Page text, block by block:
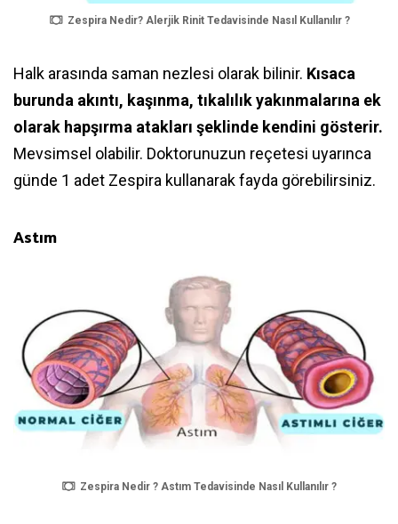
Zespira Nedir? Alerjik Rinit Tedavisinde Nasıl Kullanılır ?
Halk arasında saman nezlesi olarak bilinir. Kısaca
burunda akıntı, kaşınma, tıkalılık yakınmalarına ek
olarak hapşırma atakları şeklinde kendini gösterir.
Mevsimsel olabilir. Doktorunuzun reçetesi uyarınca
günde 1 adet Zespira kullanarak fayda görebilirsiniz.
Astım
Zespira Nedir ? Astım Tedavisinde Nasıl Kullanılır ?